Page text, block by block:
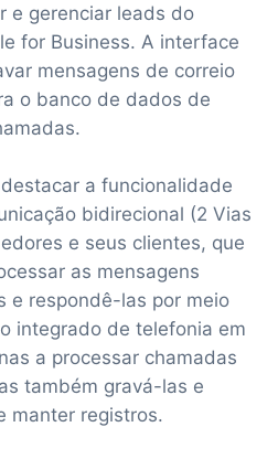
e gerenciar leads do
for Business. A interface
mensagens de correio
o banco de dados de
a funcionalidade
bidirecional (2 Vias
e seus clientes, que
as mensagens
e respondê-las por meio
integrado de telefonia em
a processar chamadas
também gravá-las e
manter registros.